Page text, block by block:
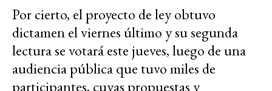
Por cierto, el proyecto de ley obtuvo
dictamen el viernes último y su segunda
lectura se votará este jueves, luego de una
audiencia pública que tuvo miles de
participantes, cuyas propuestas y